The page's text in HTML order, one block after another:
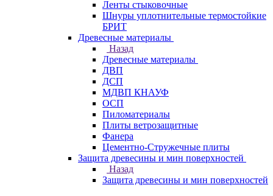
Ленты стыковочные
Шнуры уплотнительные термостойкие
БРИТ
Древесные материалы
Назад
Древесные материалы
ДВП
ДСП
МДВП КНАУФ
ОСП
Пиломатериалы
Плиты ветрозащитные
Фанера
Цементно-Стружечные плиты
Защита древесины и мин поверхностей
Назад
Защита древесины и мин поверхностей